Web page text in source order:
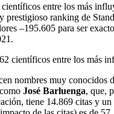
entre los más
prestigioso ranking de
–195.605 para ser
nombres muy conocidos
José Barluenga, que,
tiene 14.869 citas y